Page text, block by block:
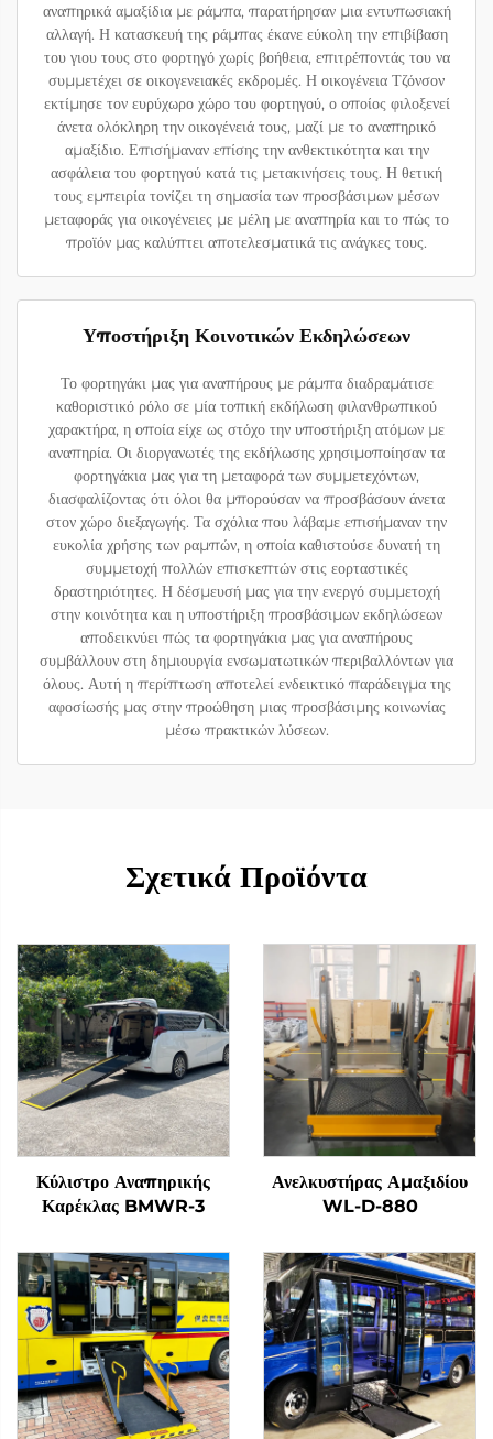
αναπηρικά αμαξίδια με ράμπα, παρατήρησαν μια εντυπωσιακή
αλλαγή. Η κατασκευή της ράμπας έκανε εύκολη την επιβίβαση
του γιου τους στο φορτηγό χωρίς βοήθεια, επιτρέποντάς του να
συμμετέχει σε οικογενειακές εκδρομές. Η οικογένεια Τζόνσον
εκτίμησε τον ευρύχωρο χώρο του φορτηγού, ο οποίος φιλοξενεί
άνετα ολόκληρη την οικογένειά τους, μαζί με το αναπηρικό
αμαξίδιο. Επισήμαναν επίσης την ανθεκτικότητα και την
ασφάλεια του φορτηγού κατά τις μετακινήσεις τους. Η θετική
τους εμπειρία τονίζει τη σημασία των προσβάσιμων μέσων
μεταφοράς για οικογένειες με μέλη με αναπηρία και το πώς το
προϊόν μας καλύπτει αποτελεσματικά τις ανάγκες τους.
Υποστήριξη Κοινοτικών Εκδηλώσεων
Το φορτηγάκι μας για αναπήρους με ράμπα διαδραμάτισε
καθοριστικό ρόλο σε μία τοπική εκδήλωση φιλανθρωπικού
χαρακτήρα, η οποία είχε ως στόχο την υποστήριξη ατόμων με
αναπηρία. Οι διοργανωτές της εκδήλωσης χρησιμοποίησαν τα
φορτηγάκια μας για τη μεταφορά των συμμετεχόντων,
διασφαλίζοντας ότι όλοι θα μπορούσαν να προσβάσουν άνετα
στον χώρο διεξαγωγής. Τα σχόλια που λάβαμε επισήμαναν την
ευκολία χρήσης των ραμπών, η οποία καθιστούσε δυνατή τη
συμμετοχή πολλών επισκεπτών στις εορταστικές
δραστηριότητες. Η δέσμευσή μας για την ενεργό συμμετοχή
στην κοινότητα και η υποστήριξη προσβάσιμων εκδηλώσεων
αποδεικνύει πώς τα φορτηγάκια μας για αναπήρους
συμβάλλουν στη δημιουργία ενσωματωτικών περιβαλλόντων για
όλους. Αυτή η περίπτωση αποτελεί ενδεικτικό παράδειγμα της
αφοσίωσής μας στην προώθηση μιας προσβάσιμης κοινωνίας
μέσω πρακτικών λύσεων.
Σχετικά Προϊόντα
Κύλιστρο Αναπηρικής
Καρέκλας BMWR-3
Ανελκυστήρας Αμαξιδίου
WL-D-880